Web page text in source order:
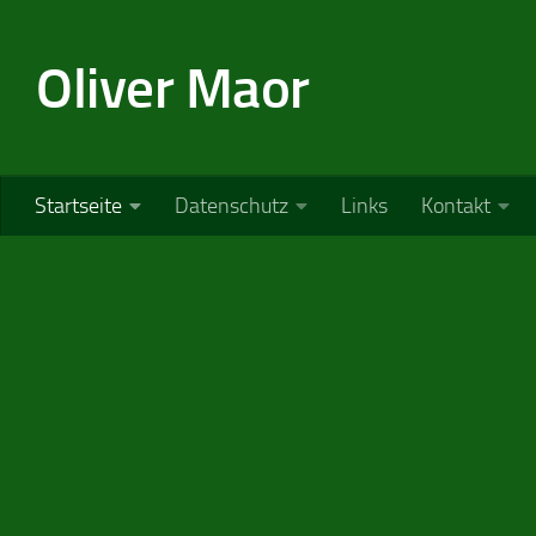
Oliver Maor
Startseite Datenschutz Links Kontakt